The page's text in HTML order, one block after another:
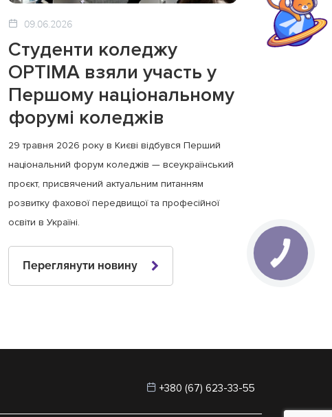
09.06.2026
Студенти коледжу
OPTIMA взяли участь у
Першому національному
форумі коледжів
29 травня 2026 року в Києві відбувся Перший
національний форум коледжів — всеукраїнський
проєкт, присвячений актуальним питанням
розвитку фахової передвищої та професійної
освіти в Україні.
Переглянути новину
+380 (67) 623-33-55